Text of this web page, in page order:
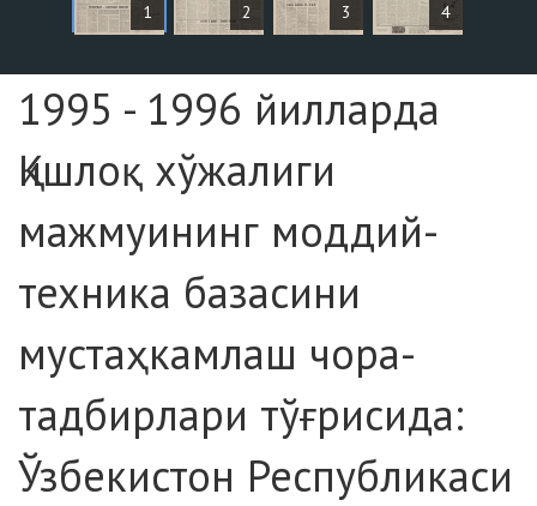
1 2 3 4
Page №1
1995 - 1996 йилларда
Қишлоқ хўжалиги
мажмуининг моддий-
техника базасини
мустаҳкамлаш чора-
тадбирлари тўғрисида:
Ўзбекистон Республикаси